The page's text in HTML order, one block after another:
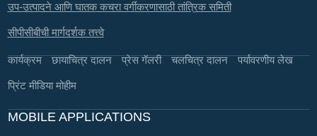
उप-उत्पादने आणि घातक कचरा वर्गीकरणासाठी तांत्रिक समिती
सीपीसीबीची मार्गदर्शक तत्त्वे
कार्यक्रम छायाचित्र दालन प्रेस गॅलरी चलचित्र दालन पर्यावरणीय लेख
प्रिंट मीडिया मोहीम
MOBILE APPLICATIONS